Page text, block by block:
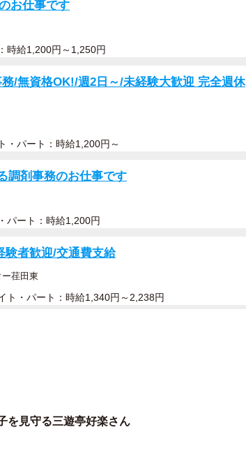
お仕事です
時給1,200円～1,250円
務/無資格OK!/週2日～/未経験大歓迎 完全週休
・パート：時給1,200円～
調剤事務のお仕事です
パート：時給1,200円
験者歓迎/交通費支給
荏田東
ト・パート：時給1,340円～2,238円
を見守る三遊亭好楽さん